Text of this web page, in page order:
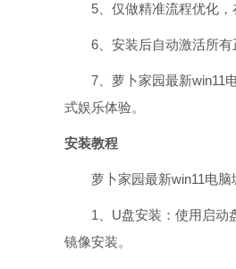
5、仅做精准流程优化，
6、安装后自动激活所有
7、萝卜家园最新win11电
式娱乐体验。
安装教程
萝卜家园最新win11电脑
1、U盘安装：使用启动盘
镜像安装。